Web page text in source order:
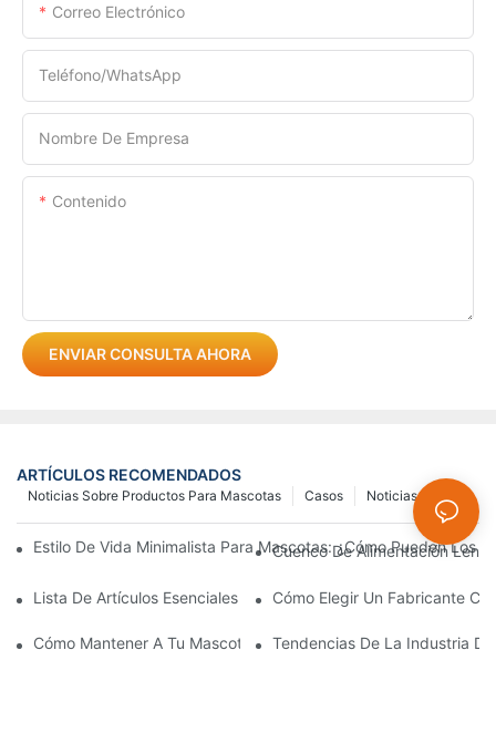
Correo Electrónico
Teléfono/WhatsApp
Nombre De Empresa
Contenido
ENVIAR CONSULTA AHORA
ARTÍCULOS RECOMENDADOS
Noticias
Casos
Noticias Sobre Productos Para Mascotas
Estilo De Vida Minimalista Para Mascotas: ¿Cómo Pueden Los
Cuenco De Alimentación
Lista De Artículos Esenciales Para Dueños Primerizos De Gatos
Cómo Elegir Un Fabricante
Cómo Mantener A Tu Mascota Cómoda Durante Los Paseos En
Tendencias De La Industria